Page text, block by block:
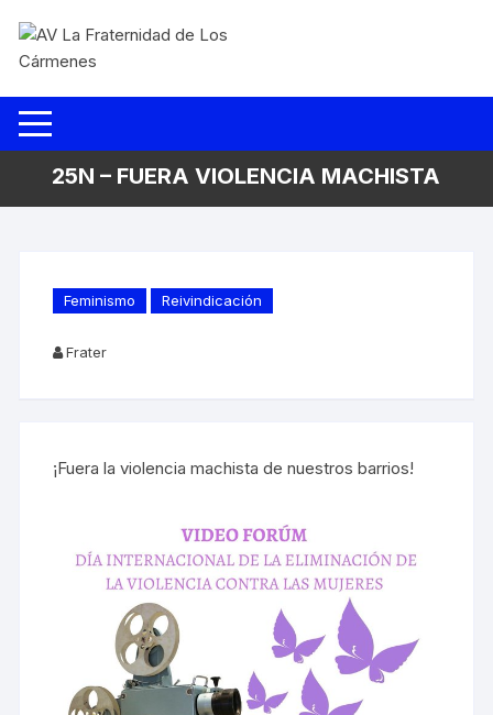
contenido
25N – FUERA VIOLENCIA MACHISTA
Feminismo Reivindicación
Frater
¡Fuera la violencia machista de nuestros barrios!